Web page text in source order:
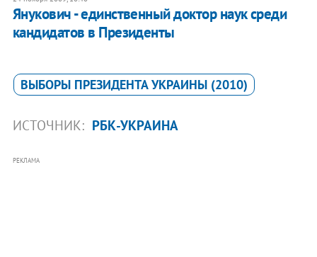
Янукович - единственный доктор наук среди
кандидатов в Президенты
ВЫБОРЫ ПРЕЗИДЕНТА УКРАИНЫ (2010)
ИСТОЧНИК: РБК-УКРАИНА
РЕКЛАМА